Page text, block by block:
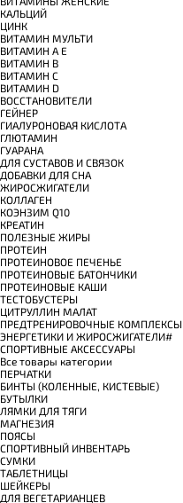
КАЛЬЦИЙ
ЦИНК
ВИТАМИН МУЛЬТИ
ВИТАМИН A E
ВИТАМИН B
ВИТАМИН C
ВИТАМИН D
ВОССТАНОВИТЕЛИ
ГЕЙНЕР
ГИАЛУРОНОВАЯ КИСЛОТА
ГЛЮТАМИН
ГУАРАНА
ДЛЯ СУСТАВОВ И СВЯЗОК
ДОБАВКИ ДЛЯ СНА
ЖИРОСЖИГАТЕЛИ
КОЛЛАГЕН
КОЭНЗИМ Q10
КРЕАТИН
ПОЛЕЗНЫЕ ЖИРЫ
ПРОТЕИН
ПРОТЕИНОВОЕ ПЕЧЕНЬЕ
ПРОТЕИНОВЫЕ БАТОНЧИКИ
ПРОТЕИНОВЫЕ КАШИ
ТЕСТОБУСТЕРЫ
ЦИТРУЛЛИН МАЛАТ
ПРЕДТРЕНИРОВОЧНЫЕ КОМПЛЕКСЫ
ЭНЕРГЕТИКИ И ЖИРОСЖИГАТЕЛИ#
СПОРТИВНЫЕ АКСЕССУАРЫ
Все товары категории
ПЕРЧАТКИ
БИНТЫ (КОЛЕННЫЕ, КИСТЕВЫЕ)
БУТЫЛКИ
ЛЯМКИ ДЛЯ ТЯГИ
МАГНЕЗИЯ
ПОЯСЫ
СПОРТИВНЫЙ ИНВЕНТАРЬ
СУМКИ
ТАБЛЕТНИЦЫ
ШЕЙКЕРЫ
ДЛЯ ВЕГЕТАРИАНЦЕВ